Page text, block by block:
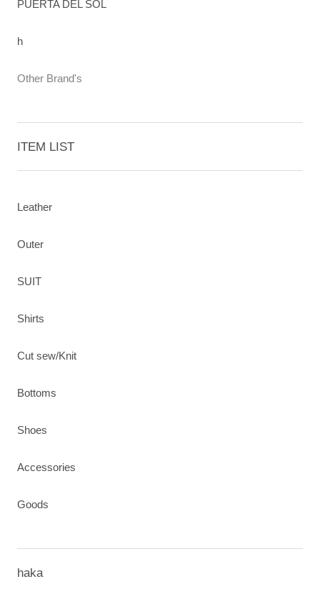
PUERTA DEL SOL
h
Other Brand's
ITEM LIST
Leather
Outer
SUIT
Shirts
Cut sew/Knit
Bottoms
Shoes
Accessories
Goods
haka